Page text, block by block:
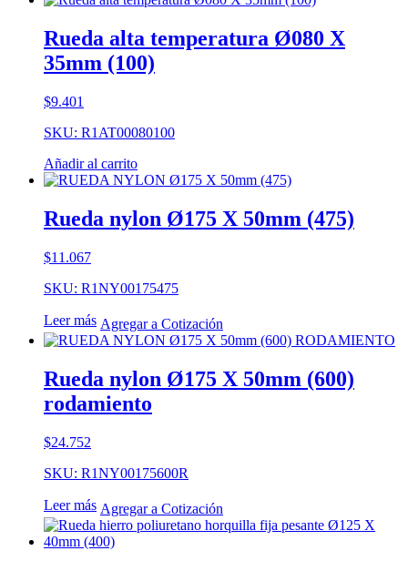
Rueda alta temperatura Ø080 X
35mm (100)
$9.401
SKU: R1AT00080100
Añadir al carrito
Rueda nylon Ø175 X 50mm (475)
$11.067
SKU: R1NY00175475
Leer más Agregar a Cotización
Rueda nylon Ø175 X 50mm (600)
rodamiento
$24.752
SKU: R1NY00175600R
Leer más Agregar a Cotización